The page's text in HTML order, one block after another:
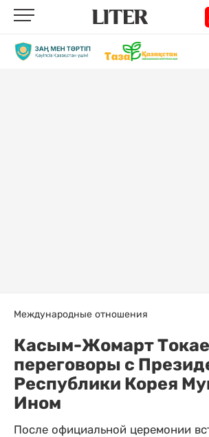
Международные отношения
Касым-Жомарт
переговоры с
Республики Корея
Ином
После официальной церемонии